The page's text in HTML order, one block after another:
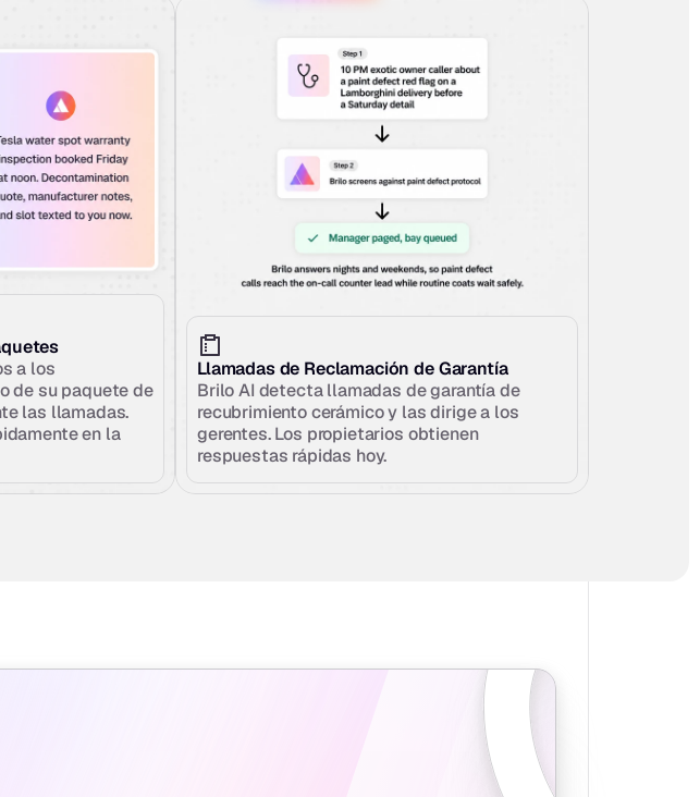
a los
de su paquete de
las llamadas.
en la
Llamadas de Reclamación de Garantía
Brilo AI detecta llamadas de garantía de
recubrimiento cerámico y las dirige a los
gerentes. Los propietarios obtienen
respuestas rápidas hoy.